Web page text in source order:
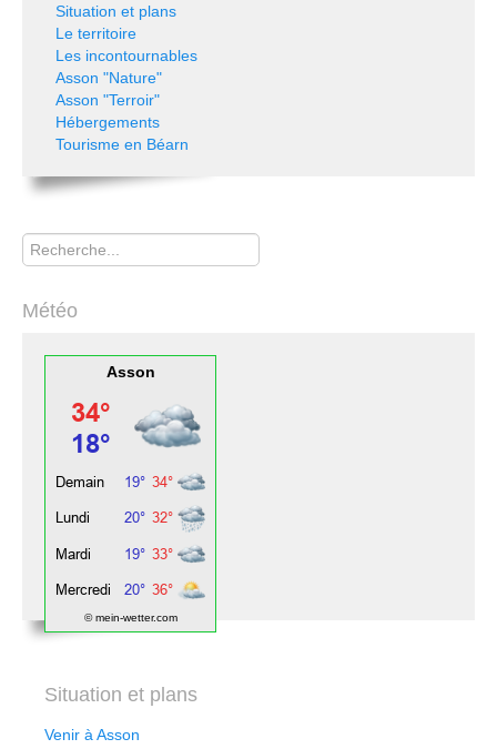
Situation et plans
Le territoire
Les incontournables
Asson "Nature"
Asson "Terroir"
Hébergements
Tourisme en Béarn
Rechercher
Météo
Asson
© mein-wetter.com
Situation et plans
Venir à Asson